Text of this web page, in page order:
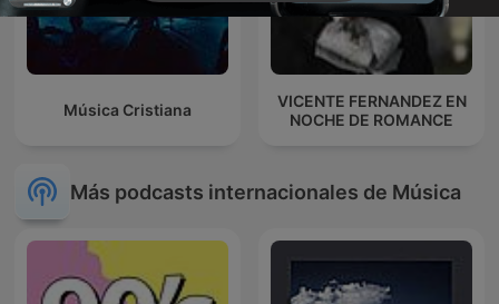
Música Cristiana
VICENTE FERNANDEZ EN
NOCHE DE ROMANCE
Más podcasts internacionales de Música